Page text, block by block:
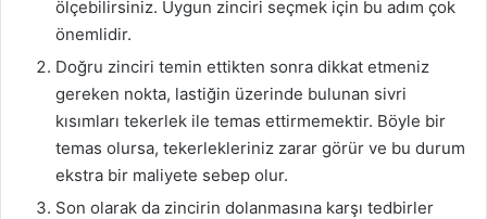
ölçebilirsiniz. Uygun zinciri seçmek için bu adım çok
önemlidir.
Doğru zinciri temin ettikten sonra dikkat etmeniz
gereken nokta, lastiğin üzerinde bulunan sivri
kısımları tekerlek ile temas ettirmemektir. Böyle bir
temas olursa, tekerlekleriniz zarar görür ve bu durum
ekstra bir maliyete sebep olur.
Son olarak da zincirin dolanmasına karşı tedbirler